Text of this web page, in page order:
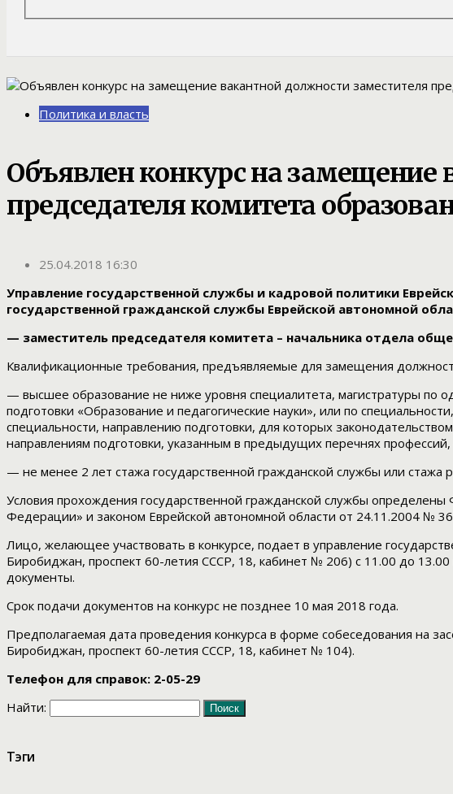
Политика и власть
Объявлен конкурс на замещение
председателя комитета
25.04.2018 16:30
Управление государственной службы и кадровой политики
государственной гражданской службы Еврейской автономной
— заместитель председателя комитета – начальника отдела
Квалификационные требования, предъявляемые для замещения
— высшее образование не ниже уровня специалитета, магистратуры по
подготовки «Образование и педагогические науки», или по
специальности, направлению подготовки, для которых
направлениям подготовки, указанным в предыдущих перечнях
— не менее 2 лет стажа государственной гражданской службы или стажа
Условия прохождения государственной гражданской службы
Федерации» и законом Еврейской автономной области от 24.11.2004 №
Лицо, желающее участвовать в конкурсе, подает в управление
Биробиджан, проспект 60-летия СССР, 18, кабинет № 206) с 11.00 до
документы.
Срок подачи документов на конкурс не позднее 10 мая 2018 года.
Предполагаемая дата проведения конкурса в форме собеседования на
Биробиджан, проспект 60-летия СССР, 18, кабинет № 104).
Телефон для справок: 2-05-29
Найти:
Тэги